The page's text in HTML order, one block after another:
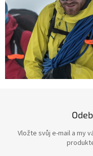
Vložte svůj e-mail a my